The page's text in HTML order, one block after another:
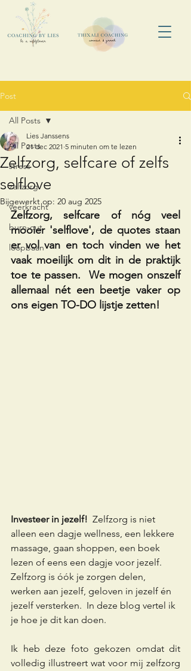
Post
All Posts
stress
zelfzorg
veerkracht
burn-out
loopbaan
All Posts
Zelfzorg, selfcare of zelfs
selflove
Lies Janssens
21 dec 2021 5 minuten om te lezen
Bijgewerkt op: 20 aug 2025
Zelfzorg, selfcare of nóg veel
mooier 'selflove', de quotes staan
er vol van en toch vinden we het
vaak moeilijk om dit in de praktijk
toe te passen.  We mogen onszelf
allemaal nét een beetje vaker op
ons eigen TO-DO lijstje zetten!
Investeer in jezelf!
  Zelfzorg is niet
alleen een dagje wellness, een lekkere
massage, gaan shoppen, een boek
lezen of eens een dagje voor jezelf.
Zelfzorg is óók je zorgen delen,
werken aan jezelf, geloven in jezelf én
jezelf versterken.  In deze blog vertel ik
je hoe je dit kan doen.
Ik heb deze foto gekozen omdat dit
volledig illustreert wat voor mij zelfzorg